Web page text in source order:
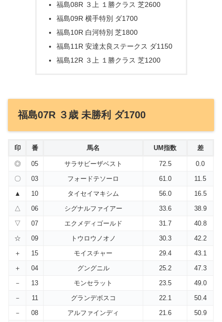
福島08R ３上 １勝クラス 芝2600
福島09R 横手特別 ダ1700
福島10R 白河特別 芝1800
福島11R 安達太良ステークス ダ1150
福島12R ３上 １勝クラス 芝1200
福島07R ３歳 未勝利 ダ1700
印 番 馬名 UM指数 差
◎ 05 サラサビーザベスト 72.5
0.0
〇
03 フォードテソーロ 61.0
11.5
▲
10 タイセイマキシム 56.0
16.5
△
06 シグナルファイアー 33.6
38.9
▽
07 エクメディゴールド 31.7
40.8
☆
09 トウロウノオノ 30.3
42.2
＋
15 モイスチャー 29.4
43.1
＋
04 グングニル 25.2
47.3
－
13 モンセラット 23.5
49.0
－
11 グランデボスコ 22.1
50.4
－
08 アルファインディ 21.6
50.9